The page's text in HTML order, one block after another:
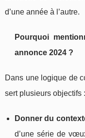
d’une année à l’autre.
Pourquoi
annonce 2024 ?
Dans une logique de
sert plusieurs objectifs :
Donner du
d’une série de